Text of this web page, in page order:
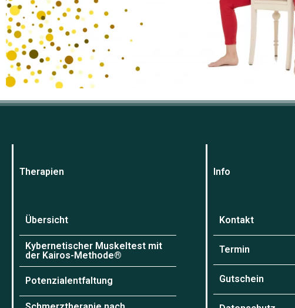
Therapien
Übersicht
Kybernetischer Muskeltest mit
der Kairos-Methode®
Potenzialentfaltung
Info
Kontakt
Termin
Gutschein